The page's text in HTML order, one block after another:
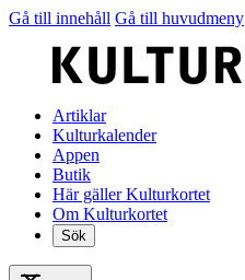
Gå till innehåll Gå till huvudmeny
Artiklar
Kulturkalender
Appen
Butik
Här gäller Kulturkortet
Om Kulturkortet
Sök